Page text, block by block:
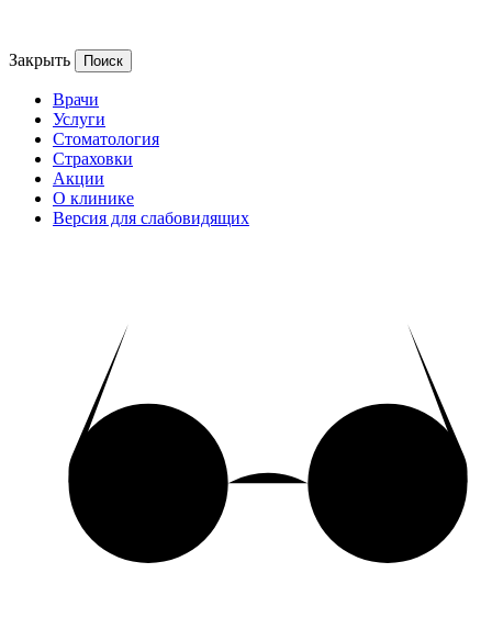
Закрыть
Врачи
Услуги
Стоматология
Страховки
Акции
О клинике
Версия для слабовидящих